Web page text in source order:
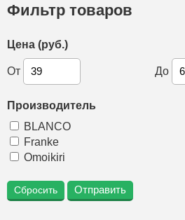
Фильтр товаров
Цена (руб.)
От До
Производитель
BLANCO
Franke
Omoikiri